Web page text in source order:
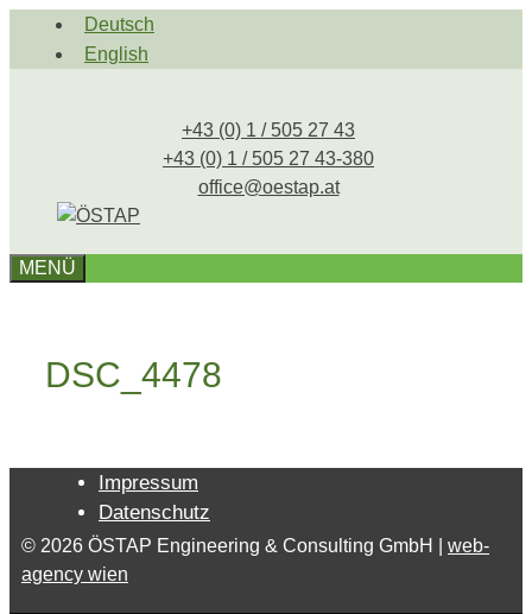
Deutsch
English
+43 (0) 1 / 505 27 43
+43 (0) 1 / 505 27 43-380
office@oestap.at
MENÜ
DSC_4478
Impressum
Datenschutz
© 2026 ÖSTAP Engineering & Consulting GmbH | web-
agency wien